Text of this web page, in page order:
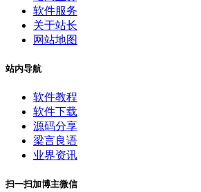
软件服务
关于站长
网站地图
站内导航
软件教程
软件下载
源码分享
梁言良语
业界资讯
扫一扫加博主微信